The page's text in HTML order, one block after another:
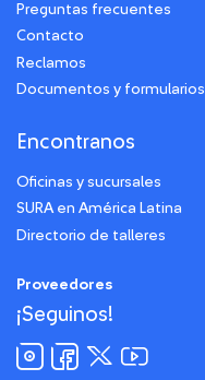
Preguntas frecuentes
Contacto
Reclamos
Documentos y formularios
Encontranos
Oficinas y sucursales
SURA en América Latina
Directorio de talleres
Proveedores
¡Seguinos!